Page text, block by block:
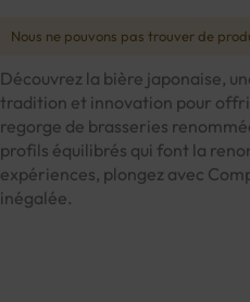
Nous ne pouvons pas trouver de
Découvrez la bière japonaise,
tradition et innovation pour
regorge de brasseries
profils équilibrés qui font la
expériences, plongez avec
inégalée.